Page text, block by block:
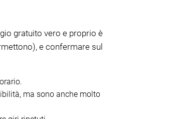
gratuito vero e proprio è
e confermare sul
ma sono anche molto